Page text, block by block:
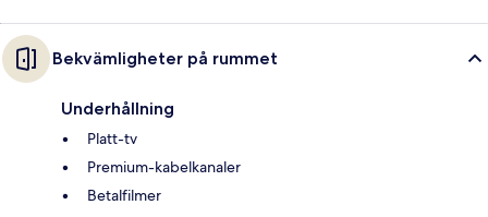
Bekvämligheter på rummet
Underhållning
Platt-tv
Premium-kabelkanaler
Betalfilmer